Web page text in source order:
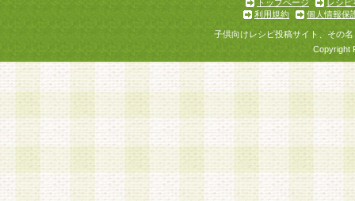
トップページ
レシピ
利用規約
個人情報保
子供向けレシピ投稿サイト、その
Copyright